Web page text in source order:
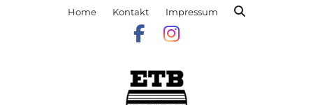
Home Kontakt Impressum